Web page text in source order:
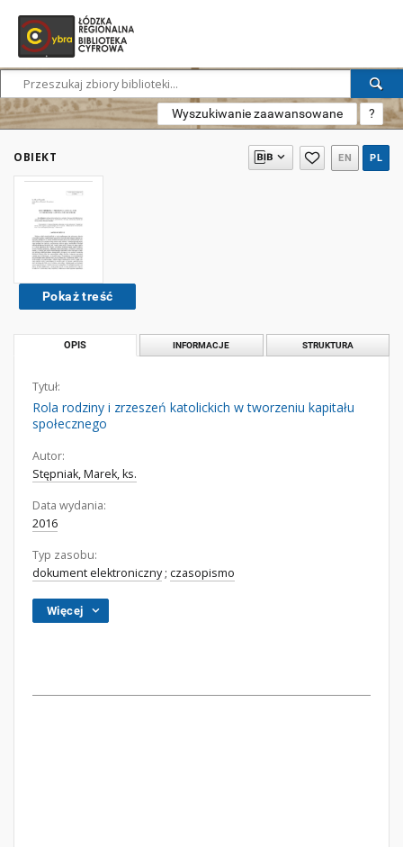
Wyszukiwanie zaawansowane ?
OBIEKT EN PL
Pokaż treść
OPIS INFORMACJE STRUKTURA
Tytuł:
Rola rodziny i zrzeszeń katolickich w tworzeniu kapitału
społecznego
Autor:
Stępniak, Marek, ks.
Data wydania:
2016
Typ zasobu:
dokument elektroniczny; czasopismo
Więcej